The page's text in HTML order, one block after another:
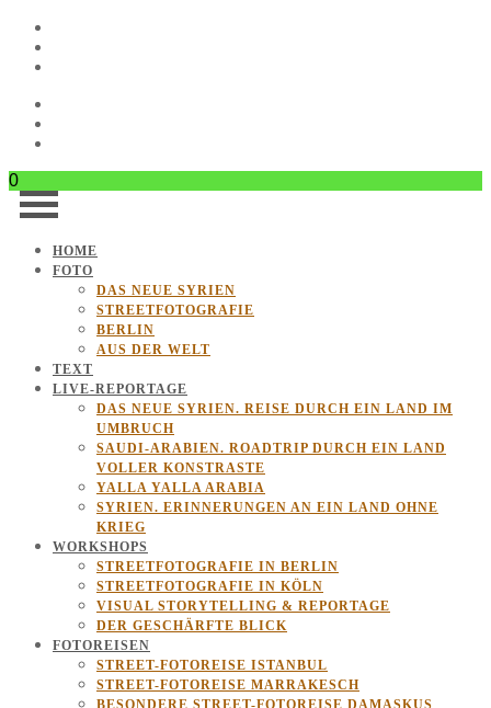
0
HOME
FOTO
DAS NEUE SYRIEN
STREETFOTOGRAFIE
BERLIN
AUS DER WELT
TEXT
LIVE-REPORTAGE
DAS NEUE SYRIEN. REISE DURCH EIN LAND IM
UMBRUCH
SAUDI-ARABIEN. ROADTRIP DURCH EIN LAND
VOLLER KONSTRASTE
YALLA YALLA ARABIA
SYRIEN. ERINNERUNGEN AN EIN LAND OHNE
KRIEG
WORKSHOPS
STREETFOTOGRAFIE IN BERLIN
STREETFOTOGRAFIE IN KÖLN
VISUAL STORYTELLING & REPORTAGE
DER GESCHÄRFTE BLICK
FOTOREISEN
STREET-FOTOREISE ISTANBUL
STREET-FOTOREISE MARRAKESCH
BESONDERE STREET-FOTOREISE DAMASKUS